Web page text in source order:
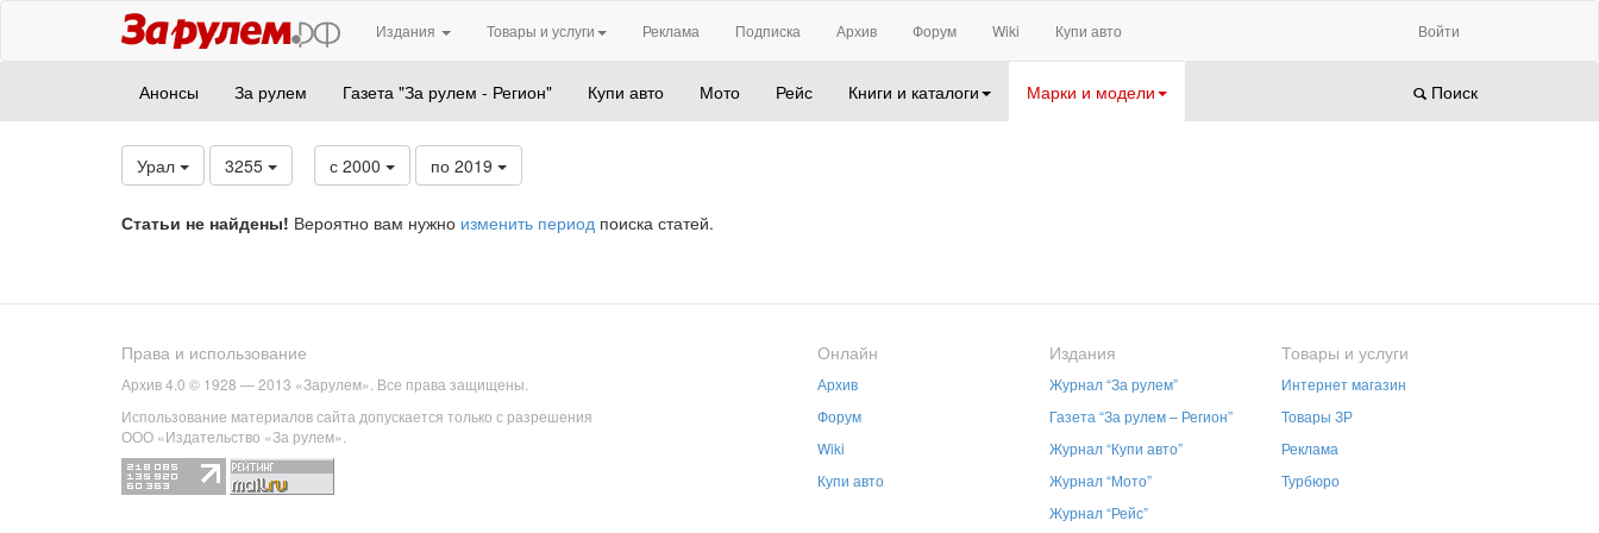
Издания Товары и услуги Реклама Подписка Архив Форум Wiki Купи авто Войти
Анонсы За рулем Газета "За рулем - Регион" Купи авто Мото Рейс Книги и каталоги Марки и модели Поиск
Урал 3255 с 2000 по 2019
Статьи не найдены! Вероятно вам нужно изменить период поиска статей.
Права и использование
Архив 4.0 © 1928 — 2013 «Зарулем». Все права защищены.
Использование материалов сайта допускается только с разрешения
ООО «Издательство «За рулем».
Онлайн
Архив
Форум
Wiki
Купи авто
Издания
Журнал “За рулем”
Газета “За рулем – Регион”
Журнал “Купи авто”
Журнал “Мото”
Журнал “Рейс”
Товары и услуги
Интернет магазин
Товары ЗР
Реклама
Турбюро